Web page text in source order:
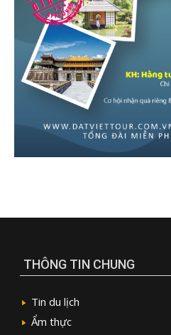
THÔNG TIN CHUNG
Tin du lịch
Ẩm thực